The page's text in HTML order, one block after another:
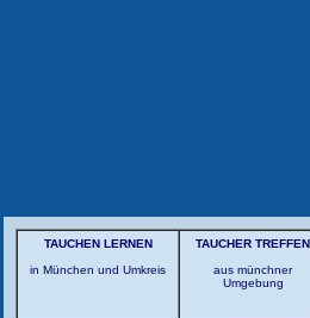
TAUCHEN LERNEN
in München und Umkreis
TAUCHER TREFFEN
aus münchner
Umgebung